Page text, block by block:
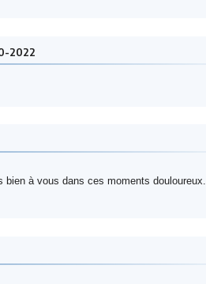
2022
bien à vous dans ces moments douloureux.